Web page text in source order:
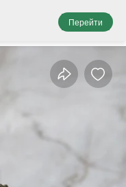
Перейти